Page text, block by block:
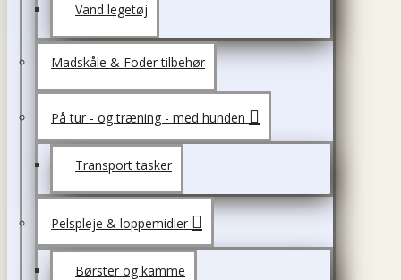
Vand legetøj
Madskåle & Foder tilbehør
På tur - og træning - med hunden
Transport tasker
Pelspleje & loppemidler
Børster og kamme